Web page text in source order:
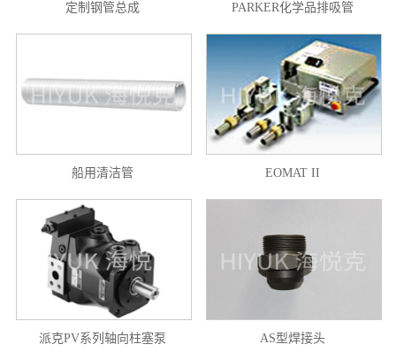
定制钢管总成 PARKER化学品排吸管
船用清洁管 EOMAT II
派克PV系列轴向柱塞泵 AS型焊接头